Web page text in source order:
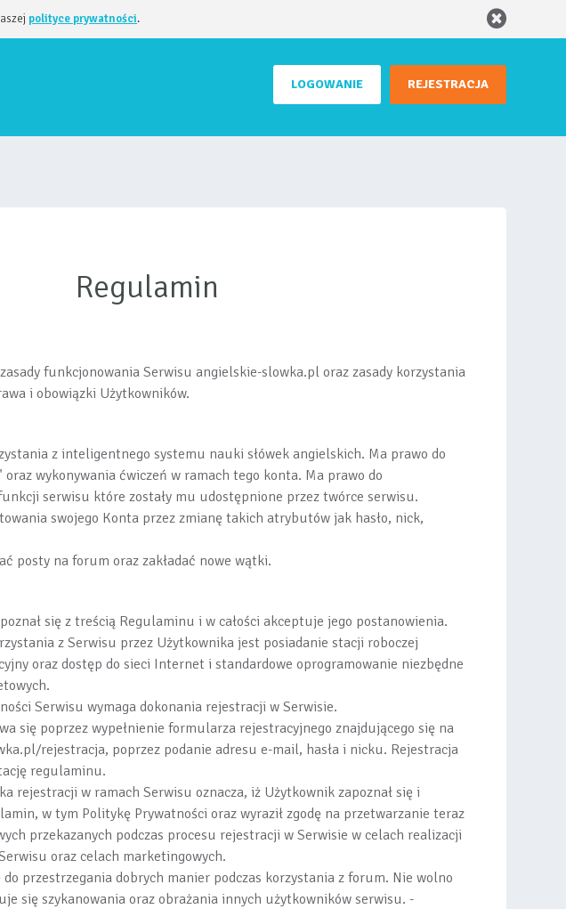
polityce prywatności.
REJESTRACJA
LOGOWANIE
Regulamin
funkcjonowania Serwisu angielskie-slowka.pl oraz zasady korzystania
i obowiązki Użytkowników.
z inteligentnego systemu nauki słówek angielskich. Ma prawo do
oraz wykonywania ćwiczeń w ramach tego konta. Ma prawo do
serwisu które zostały mu udostępnione przez twórce serwisu.
swojego Konta przez zmianę takich atrybutów jak hasło, nick,
posty na forum oraz zakładać nowe wątki.
się z treścią Regulaminu i w całości akceptuje jego postanowienia.
z Serwisu przez Użytkownika jest posiadanie stacji roboczej
oraz dostęp do sieci Internet i standardowe oprogramowanie niezbędne
Serwisu wymaga dokonania rejestracji w Serwisie.
się poprzez wypełnienie formularza rejestracyjnego znajdującego się na
rejestracja, poprzez podanie adresu e-mail, hasła i nicku. Rejestracja
regulaminu.
rejestracji w ramach Serwisu oznacza, iż Użytkownik zapoznał się i
w tym Politykę Prywatności oraz wyraził zgodę na przetwarzanie teraz
przekazanych podczas procesu rejestracji w Serwisie w celach realizacji
oraz celach marketingowych.
przestrzegania dobrych manier podczas korzystania z forum. Nie wolno
się szykanowania oraz obrażania innych użytkowników serwisu. -